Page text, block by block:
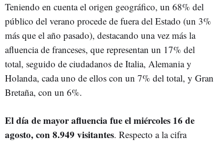
Teniendo en cuenta el origen geográfico, un 68% del
público del verano procede de fuera del Estado (un 3%
más que el año pasado), destacando una vez más la
afluencia de franceses, que representan un 17% del
total, seguido de ciudadanos de Italia, Alemania y
Holanda, cada uno de ellos con un 7% del total, y Gran
Bretaña, con un 6%.
El día de mayor afluencia fue el miércoles 16 de
agosto, con 8.949 visitantes. Respecto a la cifra